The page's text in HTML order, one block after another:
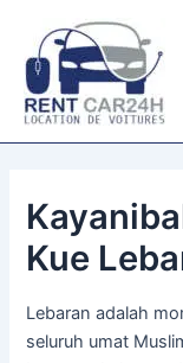
contenu
Kue
Lebaran adalah
seluruh umat